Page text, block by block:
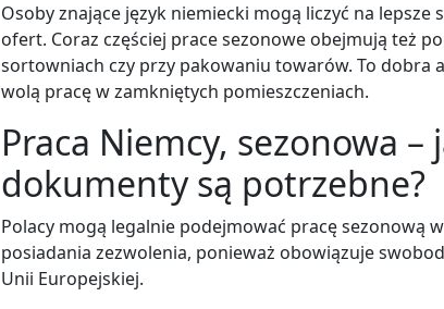
Osoby znające język niemiecki mogą liczyć na lepsze
ofert. Coraz częściej prace sezonowe obejmują też
sortowniach czy przy pakowaniu towarów. To dobra
wolą pracę w zamkniętych pomieszczeniach.
Praca Niemcy, sezonowa –
dokumenty są potrzebne?
Polacy mogą legalnie podejmować pracę sezonową
posiadania zezwolenia, ponieważ obowiązuje
Unii Europejskiej.